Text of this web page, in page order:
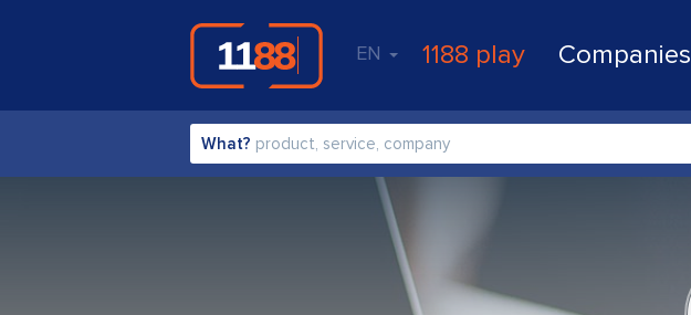
EN 1188 play Companies
What?